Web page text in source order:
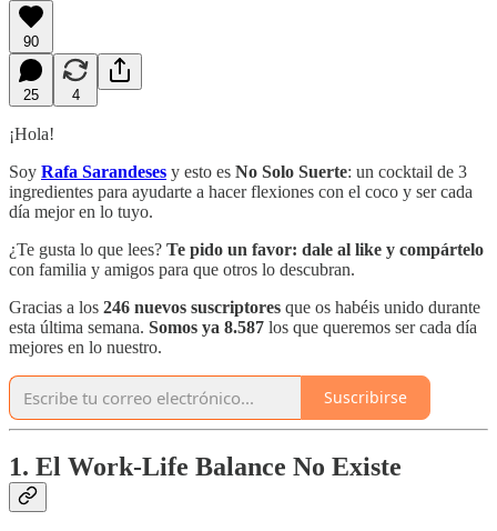
90
25 4
¡Hola!
Soy Rafa Sarandeses y esto es No Solo Suerte: un cocktail de 3
ingredientes para ayudarte a hacer flexiones con el coco y ser cada
día mejor en lo tuyo.
¿Te gusta lo que lees? Te pido un favor: dale al like y compártelo
con familia y amigos para que otros lo descubran.
Gracias a los 246 nuevos suscriptores que os habéis unido durante
esta última semana. Somos ya 8.587 los que queremos ser cada día
mejores en lo nuestro.
Suscribirse
1. El Work-Life Balance No Existe